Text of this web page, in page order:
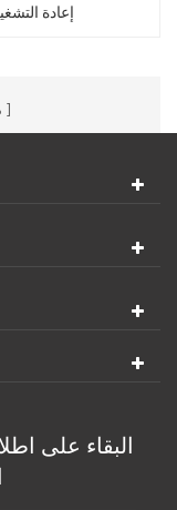
إعادة
البقاء على